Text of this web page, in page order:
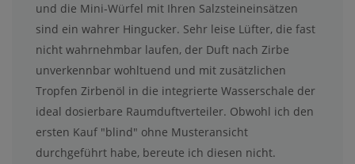
und die Mini-Würfel mit Ihren Salzsteineinsätzen
sind ein wahrer Hingucker. Sehr leise Lüfter, die fast
nicht wahrnehmbar laufen, der Duft nach Zirbe
unverkennbar wohltuend und mit zusätzlichen
Tropfen Zirbenöl in die integrierte Wasserschale der
ideal dosierbare Raumduftverteiler. Obwohl ich den
ersten Kauf "blind" ohne Musteransicht
durchgeführt habe, bereute ich diesen nicht.